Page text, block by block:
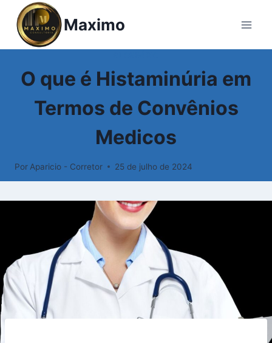
Pular
para
Maximo
O que é Histaminúria em
Termos de Convênios
Medicos
Por Aparicio - Corretor 25 de julho de 2024